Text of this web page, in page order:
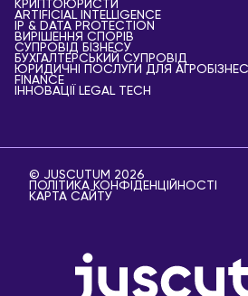
КРИПТОЮРИСТИ
АRTIFICIAL ІNTELLIGENCE
IP & DATA PROTECTION
ВИРІШЕННЯ СПОРІВ
СУПРОВІД БІЗНЕСУ
БУХГАЛТЕРСЬКИЙ СУПРОВІД
ЮРИДИЧНІ ПОСЛУГИ ДЛЯ
FINANCE
ІННОВАЦІЇ LEGAL TECH
© JUSCUTUM 2026
ПОЛІТИКА КОНФІДЕНЦІЙНОСТІ
КАРТА САЙТУ